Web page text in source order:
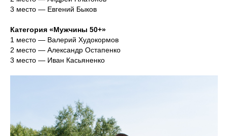
3 место — Евгений Быков
Категория «Мужчины 50+»
1 место — Валерий Худокормов
2 место — Александр Остапенко
3 место — Иван Касьяненко